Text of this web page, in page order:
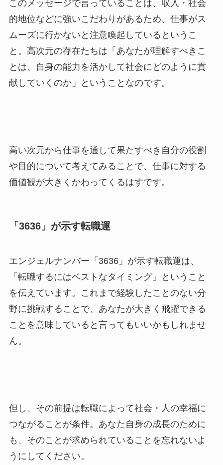
このメッセージで言っていることは、収入・社会
的地位などに強いこだわりがあるため、仕事がス
ムーズに行かないと注意喚起しているというこ
と。高次元の存在たちは「あなたが理解すべきこ
とは、自身の能力を活かして社会にどのように貢
献していくのか」ということなのです。
高い次元から仕事を通して果たすべき自分の役割
や目的について考えてみることで、仕事に対する
価値観が大きくかわってくるはすです。
「3636」が示す転職運
エンジェルナンバー「3636」が示す転職運は、
「転職するにはベストなタイミング」ということ
を伝えています。これまで経験したことのない分
野に挑戦することで、あなたが大きく飛躍できる
ことを意味していると言ってもいいかもしれませ
ん。
但し、その前提は転職によって社会・人の幸福に
つながることが条件。あなた自身の成長のために
も、そのことが求められていることを忘れないよ
うにしてください。